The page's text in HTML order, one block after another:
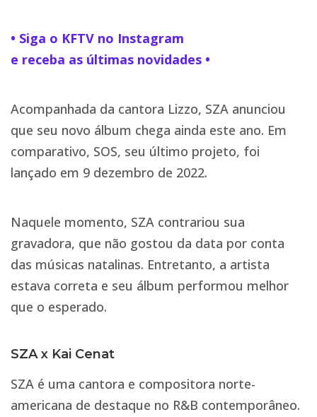
• Siga o KFTV no Instagram
e receba as últimas novidades •
Acompanhada da cantora Lizzo, SZA anunciou
que seu novo álbum chega ainda este ano. Em
comparativo, SOS, seu último projeto, foi
lançado em 9 dezembro de 2022.
Naquele momento, SZA contrariou sua
gravadora, que não gostou da data por conta
das músicas natalinas. Entretanto, a artista
estava correta e seu álbum performou melhor
que o esperado.
SZA x Kai Cenat
SZA é uma cantora e compositora norte-
americana de destaque no R&B contemporâneo.